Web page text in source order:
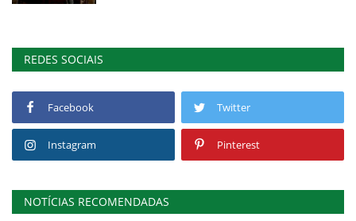
REDES SOCIAIS
Facebook Twitter
Instagram Pinterest
NOTÍCIAS RECOMENDADAS